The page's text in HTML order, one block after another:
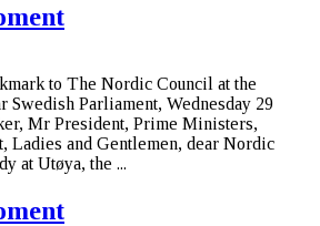
to The Nordic Council at the
Swedish Parliament, Wednesday 29
Mr President, Prime Ministers,
Ladies and Gentlemen, dear Nordic
at Utøya, the ...